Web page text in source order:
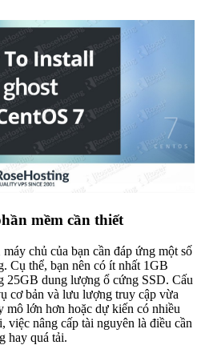
mềm cần thiết
chủ của bạn cần đáp ứng một số
Cụ thể, bạn nên có ít nhất 1GB
25GB dung lượng ổ cứng SSD. Cấu
cơ bản và lưu lượng truy cập vừa
mô lớn hơn hoặc dự kiến có nhiều
việc nâng cấp tài nguyên là điều cần
hay quá tải.